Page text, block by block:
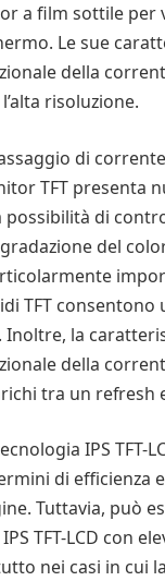
a film sottile per
Le sue
della
risoluzione.
di
TFT presenta
possibilità di
del
TFT consentono
Inoltre, la
della
tra un refresh
IPS TFT-
di efficienza
Tuttavia, può
TFT-LCD con
nei casi in cui